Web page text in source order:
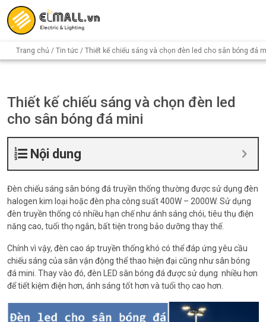
Trang chủ / Tin tức / Thiết kế chiếu sáng và chọn đèn led cho sân bóng đá
Thiết kế chiếu sáng và chọn đèn led
cho sân bóng đá mini
Nội dung
Đèn chiếu sáng sân bóng đá truyền thống thường được sử dụng đèn
halogen kim loại hoặc đèn pha công suất 400W – 2000W. Sử dụng
đèn truyền thống có nhiều hạn chế như ánh sáng chói, tiêu thụ điện
năng cao, tuổi thọ ngắn, bất tiện trong bảo dưỡng thay thế.
Chính vì vậy, đèn cao áp truyền thống khó có thể đáp ứng yêu cầu
chiếu sáng của sân vận động thể thao hiện đại cũng như sân bóng
đá mini. Thay vào đó, đèn LED sân bóng đá được sử dụng nhiều hơn
để tiết kiệm điện hơn, ánh sáng tốt hơn và tuổi thọ cao hơn.